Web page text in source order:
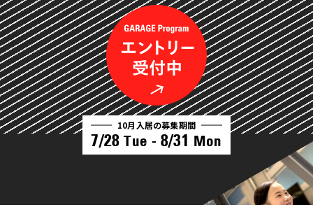
10月入居の募集期間
7/28 Tue - 8/31 Mon